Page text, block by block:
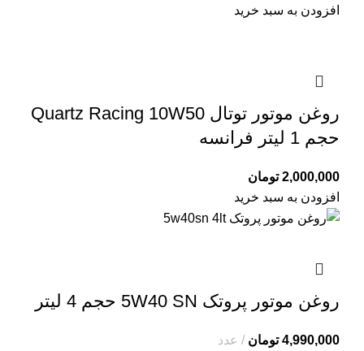
افزودن به سبد خرید
روغن موتور توتال Quartz Racing 10W50
حجم 1 لیتر فرانسه
2,000,000 تومان
افزودن به سبد خرید
روغن موتور پروتک 5W40 SN حجم 4 لیتر
4,990,000 تومان
عدد